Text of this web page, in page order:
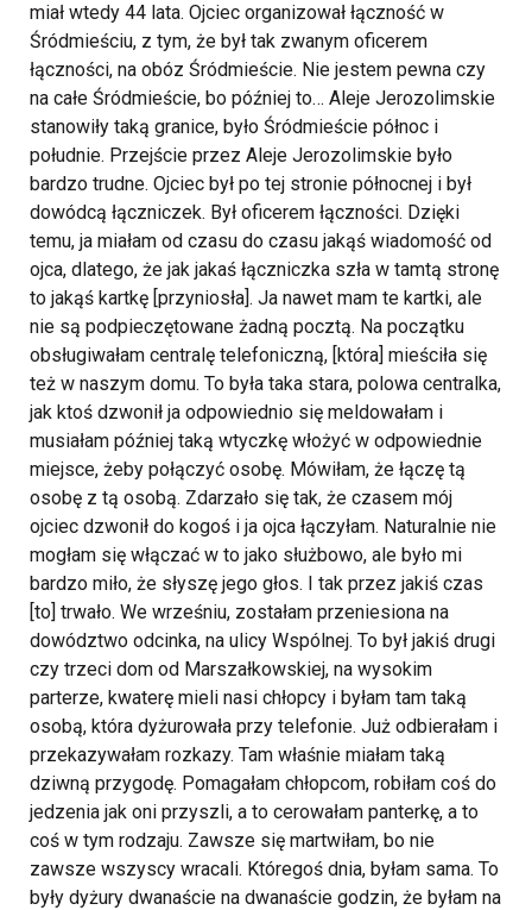
miał wtedy 44 lata. Ojciec organizował łączność w
Śródmieściu, z tym, że był tak zwanym oficerem
łączności, na obóz Śródmieście. Nie jestem pewna czy
na całe Śródmieście, bo później to… Aleje Jerozolimskie
stanowiły taką granice, było Śródmieście północ i
południe. Przejście przez Aleje Jerozolimskie było
bardzo trudne. Ojciec był po tej stronie północnej i był
dowódcą łączniczek. Był oficerem łączności. Dzięki
temu, ja miałam od czasu do czasu jakąś wiadomość od
ojca, dlatego, że jak jakaś łączniczka szła w tamtą stronę
to jakąś kartkę [przyniosła]. Ja nawet mam te kartki, ale
nie są podpieczętowane żadną pocztą. Na początku
obsługiwałam centralę telefoniczną, [która] mieściła się
też w naszym domu. To była taka stara, polowa centralka,
jak ktoś dzwonił ja odpowiednio się meldowałam i
musiałam później taką wtyczkę włożyć w odpowiednie
miejsce, żeby połączyć osobę. Mówiłam, że łączę tą
osobę z tą osobą. Zdarzało się tak, że czasem mój
ojciec dzwonił do kogoś i ja ojca łączyłam. Naturalnie nie
mogłam się włączać w to jako służbowo, ale było mi
bardzo miło, że słyszę jego głos. I tak przez jakiś czas
[to] trwało. We wrześniu, zostałam przeniesiona na
dowództwo odcinka, na ulicy Wspólnej. To był jakiś drugi
czy trzeci dom od Marszałkowskiej, na wysokim
parterze, kwaterę mieli nasi chłopcy i byłam tam taką
osobą, która dyżurowała przy telefonie. Już odbierałam i
przekazywałam rozkazy. Tam właśnie miałam taką
dziwną przygodę. Pomagałam chłopcom, robiłam coś do
jedzenia jak oni przyszli, a to cerowałam panterkę, a to
coś w tym rodzaju. Zawsze się martwiłam, bo nie
zawsze wszyscy wracali. Któregoś dnia, byłam sama. To
były dyżury dwanaście na dwanaście godzin, że byłam na